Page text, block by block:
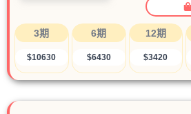
3期
$10630
6期
$6430
12期
$3420